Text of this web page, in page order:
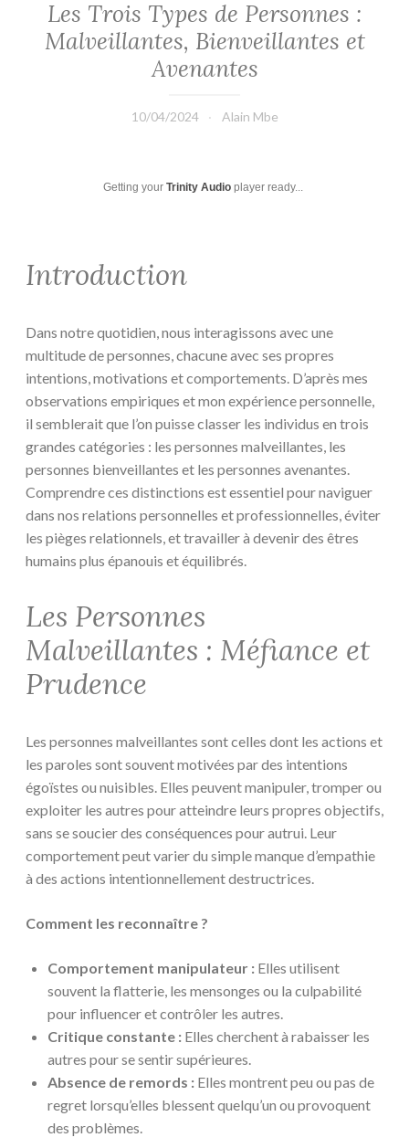
Les Trois Types de Personnes :
Malveillantes, Bienveillantes et
Avenantes
10/04/2024 Alain Mbe
Getting your Trinity Audio player ready...
Introduction
Dans notre quotidien, nous interagissons avec une
multitude de personnes, chacune avec ses propres
intentions, motivations et comportements. D’après mes
observations empiriques et mon expérience personnelle,
il semblerait que l’on puisse classer les individus en trois
grandes catégories : les personnes malveillantes, les
personnes bienveillantes et les personnes avenantes.
Comprendre ces distinctions est essentiel pour naviguer
dans nos relations personnelles et professionnelles, éviter
les pièges relationnels, et travailler à devenir des êtres
humains plus épanouis et équilibrés.
Les Personnes
Malveillantes : Méfiance et
Prudence
Les personnes malveillantes sont celles dont les actions et
les paroles sont souvent motivées par des intentions
égoïstes ou nuisibles. Elles peuvent manipuler, tromper ou
exploiter les autres pour atteindre leurs propres objectifs,
sans se soucier des conséquences pour autrui. Leur
comportement peut varier du simple manque d’empathie
à des actions intentionnellement destructrices.
Comment les reconnaître ?
Comportement manipulateur : Elles utilisent
souvent la flatterie, les mensonges ou la culpabilité
pour influencer et contrôler les autres.
Critique constante : Elles cherchent à rabaisser les
autres pour se sentir supérieures.
Absence de remords : Elles montrent peu ou pas de
regret lorsqu’elles blessent quelqu’un ou provoquent
des problèmes.